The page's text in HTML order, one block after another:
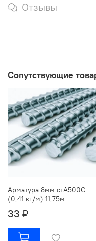
Отзывы
Сопутствующие
Арматура 8мм стА500С
(0,41 кг/м) 11,75м
33 ₽